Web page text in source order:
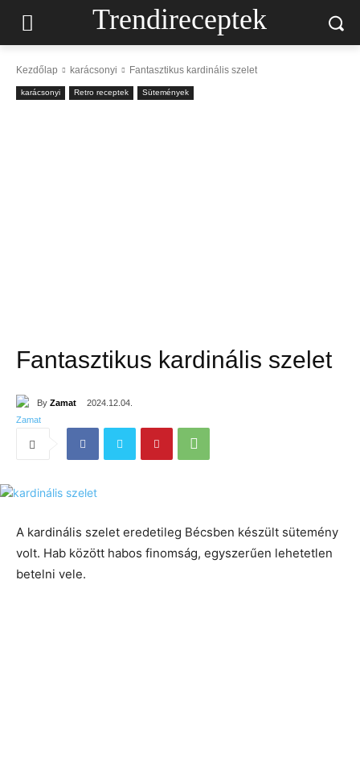
Trendireceptek
Kezdőlap karácsonyi Fantasztikus kardinális szelet
karácsonyi Retro receptek Sütemények
Fantasztikus kardinális szelet
By Zamat 2024.12.04.
A kardinális szelet eredetileg Bécsben készült sütemény
volt. Hab között habos finomság, egyszerűen lehetetlen
betelni vele.